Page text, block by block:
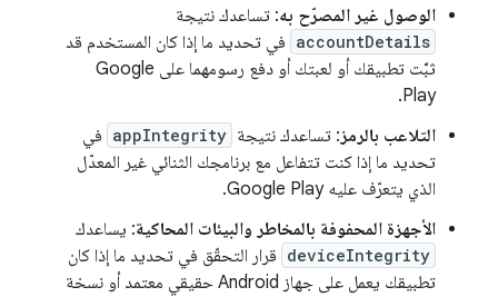
الوصول غير المصرّح به: تساعدك نتيجة
accountDetails في تحديد ما إذا كان المستخدم قد
ثبَّت تطبيقك أو لعبتك أو دفع رسومهما على Google
Play.
التلاعب بالرمز: تساعدك نتيجة appIntegrity في
تحديد ما إذا كنت تتفاعل مع برنامجك الثنائي غير المعدّل
الذي يتعرّف عليه Google Play.
الأجهزة المحفوفة بالمخاطر والبيئات المحاكية: يساعدك
deviceIntegrity قرار التحقّق في تحديد ما إذا كان
تطبيقك يعمل على جهاز Android حقيقي معتمد أو نسخة